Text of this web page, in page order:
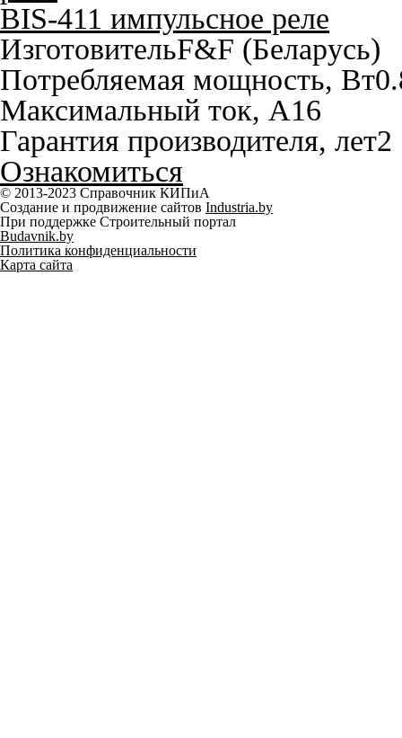
BIS-411 импульсное реле
ИзготовительF&F (Беларусь)
Потребляемая мощность, Вт
Максимальный ток, A16
Гарантия производителя, лет2
Ознакомиться
© 2013-2023 Справочник КИПиА
Создание и продвижение сайтов Industria.by
При поддержке Строительный портал
Budavnik.by
Политика конфиденциальности
Карта сайта